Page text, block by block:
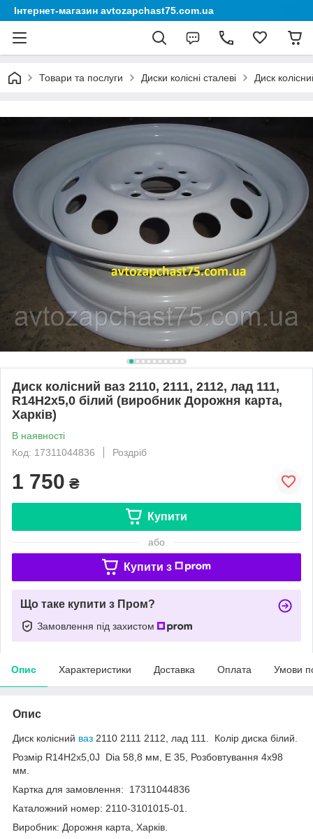
Інтернет-магазин avtozapchast75.com.ua
Товари та послуги Диски колісні сталеві Диск
Диск колісний ваз 2110, 2111, 2112, лад 111,
R14H2x5,0 білий (виробник Дорожня карта,
Харків)
В наявності
Код: 17311044836
Роздріб
1 750 ₴
Купити
або
Купити з
Що таке купити з Пром?
Замовлення під захистом
Опис Характеристики Доставка Оплата Умови
Опис
Диск колісний ваз 2110 2111 2112, лад 111. Колір диска білий.
Розмір R14Н2х5,0J Dia 58,8 мм, Е 35, Розбовтування 4х98
мм.
Картка для замовлення: 17311044836
Каталожний номер: 2110-3101015-01.
Виробник: Дорожня карта, Харків.